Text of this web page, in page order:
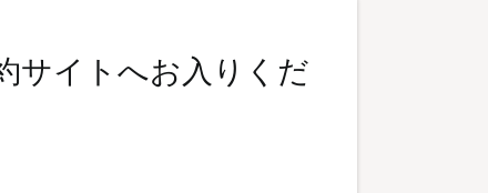
サイトへお入りくだ